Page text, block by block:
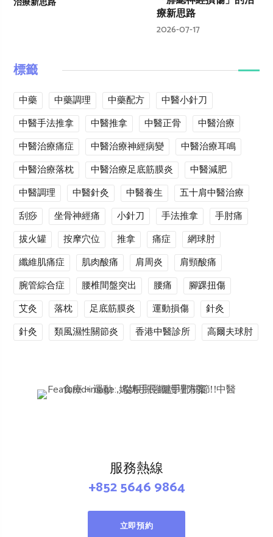
療新思路
2026-07-17
標籤
中藥 中藥調理 中藥配方
中醫小針刀
中醫手法推拿
中醫推拿 中醫正骨
中醫治療
中醫治療痛症
中醫治療神經病變
中醫治療耳鳴
中醫治療落枕
中醫治療足底筋膜炎
中醫減肥
中醫調理
中醫針灸 中醫養生
五十肩中醫治療
刮痧
坐骨神經痛 小針刀 手法推拿
手肘痛
拔火罐
按摩穴位 推拿 痛症
網球肘
纖維肌痛症
肌肉酸痛 肩周炎
肩頸酸痛
腕管綜合症
腰椎間盤突出 腰痛
腳踝扭傷
艾灸
落枕 足底筋膜炎 運動損傷
針灸
針灸
類風濕性關節炎 香港中醫診所 高爾夫球肘
服務熱線
+852 5646 9864
立即預約